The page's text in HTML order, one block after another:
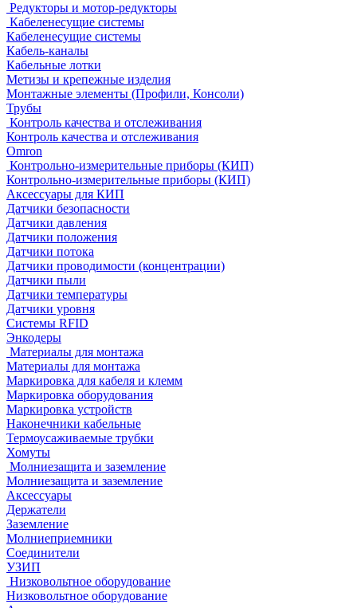
Редукторы и мотор-редукторы
Кабеленесущие системы
Кабеленесущие системы
Кабель-каналы
Кабельные лотки
Метизы и крепежные изделия
Монтажные элементы (Профили, Консоли)
Трубы
Контроль качества и отслеживания
Контроль качества и отслеживания
Omron
Контрольно-измерительные приборы (КИП)
Контрольно-измерительные приборы (КИП)
Аксессуары для КИП
Датчики безопасности
Датчики давления
Датчики положения
Датчики потока
Датчики проводимости (концентрации)
Датчики пыли
Датчики температуры
Датчики уровня
Системы RFID
Энкодеры
Материалы для монтажа
Материалы для монтажа
Маркировка для кабеля и клемм
Маркировка оборудования
Маркировка устройств
Наконечники кабельные
Термоусаживаемые трубки
Хомуты
Молниезащита и заземление
Молниезащита и заземление
Аксессуары
Держатели
Заземление
Молниеприемники
Соединители
УЗИП
Низковольтное оборудование
Низковольтное оборудование